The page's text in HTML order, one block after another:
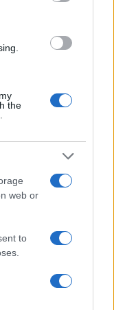
the
web or
to
πρωτοβουλία,